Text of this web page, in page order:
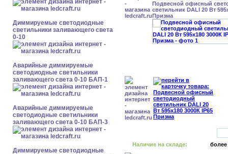
Диммируемые светодиодные
светильники заливающего света
0-10
Аварийные диммируемые
светодиодные светильники
заливающего света 0-10 БАП-1
Аварийные диммируемые
светодиодные светильники
заливающего света 0-10 БАП-3
Диммируемые светодиодные
Подвесной офисный
светильник DALI 20 Вт
Призма
Наличие на складе: более